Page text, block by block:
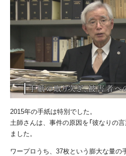
2015年の手紙は特別でした。
土師さんは、事件の原因を「彼なりの
ました。
ワープロうち、 37枚という膨大な量の